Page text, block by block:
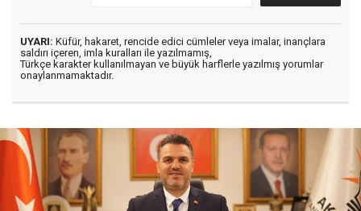
UYARI: Küfür, hakaret, rencide edici cümleler veya imalar, inançlara
saldırı içeren, imla kuralları ile yazılmamış,
Türkçe karakter kullanılmayan ve büyük harflerle yazılmış yorumlar
onaylanmamaktadır.